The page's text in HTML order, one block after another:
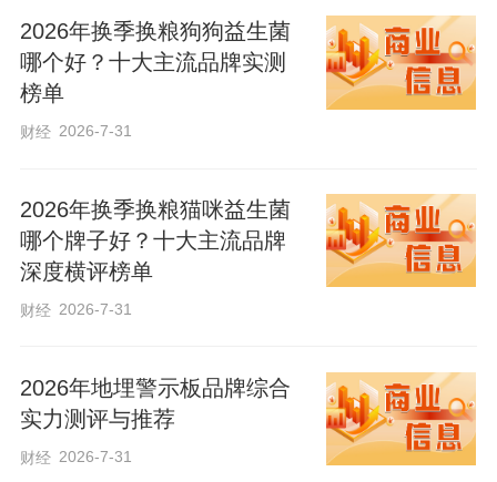
人王孟昭表示，将进一步升级“人才共享、
技术共振、设备共用”三维机制，加快共享
工程师平台建设，破解中小企业创新资源
壁垒。聚焦京津高校科研院所前沿技术，
一”中试服务，推动更多科技成果加速转
化。
吴鑫曾是邯郸一家建材市场的销售员，
实细心、高效沟通和精湛技能，走进北京
客户家庭。“总书记的节日祝贺和诚挚慰
问，让我们普通劳动者心里暖暖的。”吴鑫
2026年换季换粮狗狗益生菌
哪个好？十大主流品牌实测
榜单
财经 2026-7-31
2026年换季换粮猫咪益生菌
哪个牌子好？十大主流品牌
深度横评榜单
财经 2026-7-31
2026年地埋警示板品牌综合
实力测评与推荐
财经 2026-7-31